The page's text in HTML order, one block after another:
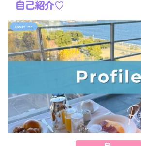
自己紹介♡
About me